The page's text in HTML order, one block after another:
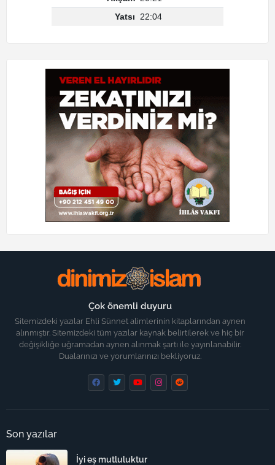
Çok önemli duyuru
Sitemizdeki yazılar Ehli Sünnet alimlerinin kitaplarından aynen
alınmıştır. Sitemizdeki tüm yazılar kaynak belirtilerek ve hiç bir
değişikliğe uğramadan aynen alınmak şartı ile yayınlanabilir.
Dualarınızı ve yorumlarınızı bekliyoruz.
Son yazılar
İyi eş mutluluktur